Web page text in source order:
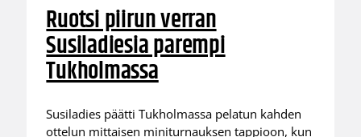
Ruotsi piirun verran
Susiladiesia parempi
Tukholmassa
Susiladies päätti Tukholmassa pelatun kahden
ottelun mittaisen miniturnauksen tappioon, kun